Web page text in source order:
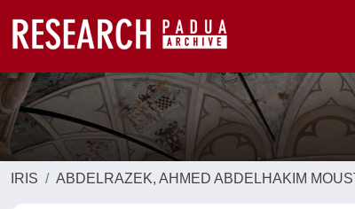
IRIS ABDELRAZEK, AHMED ABDELHAKIM